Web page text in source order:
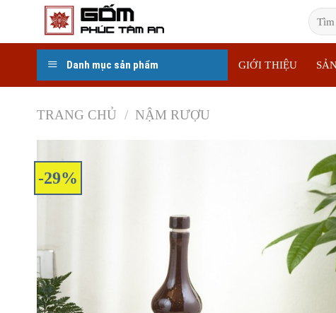
content
Tìm
kiếm:
Danh mục sản phẩm GIỚI THIỆU
TRANG CHỦ / NẬM RƯỢU
-29%